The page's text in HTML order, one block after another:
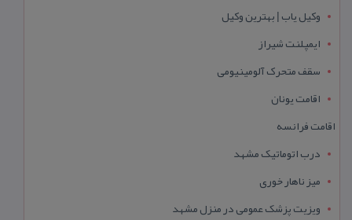
وکیل یاب | بهترین وکیل
ایمپلنت شیراز
سقف متحرک آلومینیومی
اقامت یونان
اقامت فرانسه
درب اتوماتیک مشهد
میز ناهار خوری
ویزیت پزشک عمومی در منزل مشهد